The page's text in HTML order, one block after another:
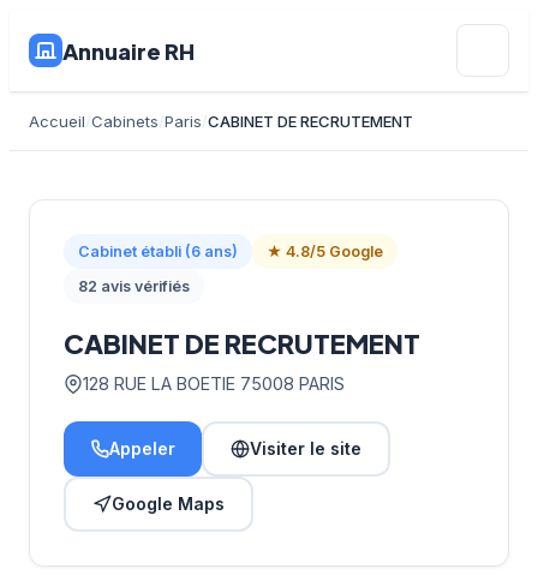
Annuaire RH
Accueil Cabinets Paris CABINET DE RECRUTEMENT
Cabinet établi (6 ans)
★ 4.8/5 Google
82 avis vérifiés
CABINET DE RECRUTEMENT
128 RUE LA BOETIE 75008 PARIS
Appeler Visiter le site
Google Maps